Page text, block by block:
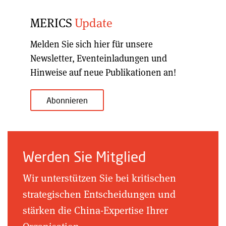
MERICSUpdate
Melden Sie sich hier für unsere
Newsletter, Eventeinladungen und
Hinweise auf neue Publikationen an!
Abonnieren
Werden Sie Mitglied
Wir unterstützen Sie bei kritischen
strategischen Entscheidungen und
stärken die China-Expertise Ihrer